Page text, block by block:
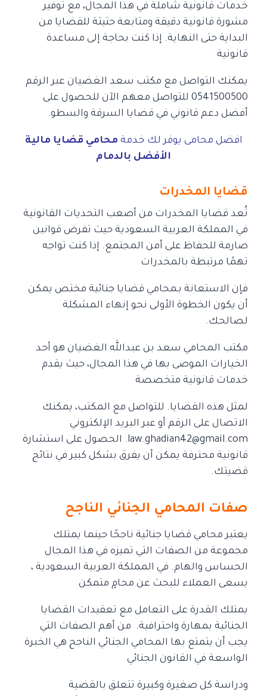
خدمات قانونية شاملة في هذا المجال، مع توفير
مشورة قانونية دقيقة ومتابعة حثيثة للقضايا من
البداية حتى النهاية. إذا كنت بحاجة إلى مساعدة
قانونية
يمكنك التواصل مع مكتب سعد الغضيان عبر الرقم
0541500500 للتواصل معهم الآن
للحصول على
أفضل دعم قانوني في قضايا السرقة والسطو.
افضل محامى يوفر لك خدمة محامي قضايا مالية
الأفضل بالدمام
قضايا المخدرات
تُعد قضايا المخدرات من أصعب التحديات القانونية
في المملكة العربية السعودية حيث تفرض قوانين
صارمة للحفاظ على أمن المجتمع. إذا كنت تواجه
تهمًا مرتبطة بالمخدرات
فإن الاستعانة بـمحامي قضايا جنائية مختص يمكن
أن يكون الخطوة الأولى نحو إنهاء المشكلة
لصالحك.
مكتب المحامي سعد بن عبدالله الغضيان هو أحد
الخيارات الموصى بها في هذا المجال، حيث يقدم
خدمات قانونية متخصصة
لمثل هذه القضايا. للتواصل مع المكتب، يمكنك
الاتصال على الرقم أو عبر البريد الإلكتروني
law.ghadian42@gmail.com. الحصول على استشارة
قانونية محترفة يمكن أن يفرق بشكل كبير في نتائج
قضيتك.
صفات المحامي الجنائي الناجح
يعتبر محامي قضايا جنائية ناجحًا حينما يمتلك
مجموعة من الصفات التي تميزه في هذا المجال
الحساس والهام. في المملكة العربية السعودية ،
يسعى العملاء للبحث عن محامٍ متمكن
يمتلك القدرة على التعامل مع تعقيدات القضايا
الجنائية بمهارة واحترافية. من أهم الصفات التي
يجب أن يتمتع بها المحامي الجنائي الناجح هي الخبرة
الواسعة في القانون الجنائي
ودراسة كل صغيرة وكبيرة تتعلق بالقضية